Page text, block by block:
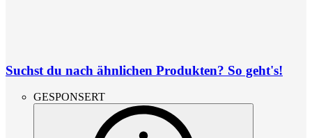
Suchst du nach ähnlichen Produkten? So geht's!
GESPONSERT